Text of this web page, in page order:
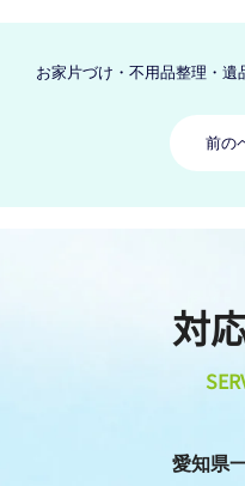
お家片づけ・不用品整理・
前の
対
愛知県